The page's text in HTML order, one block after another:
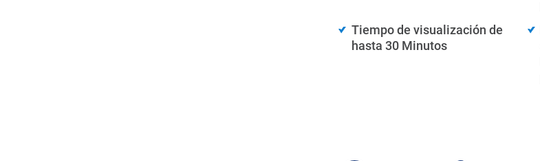
Tiempo de visualización de
hasta 30 Minutos